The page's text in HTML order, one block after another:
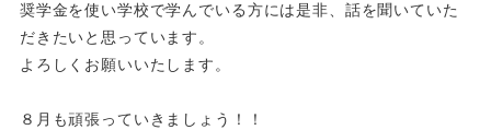
奨学金を使い学校で学んでいる方には是非、話を聞いていた
だきたいと思っています。
よろしくお願いいたします。
８月も頑張っていきましょう！！